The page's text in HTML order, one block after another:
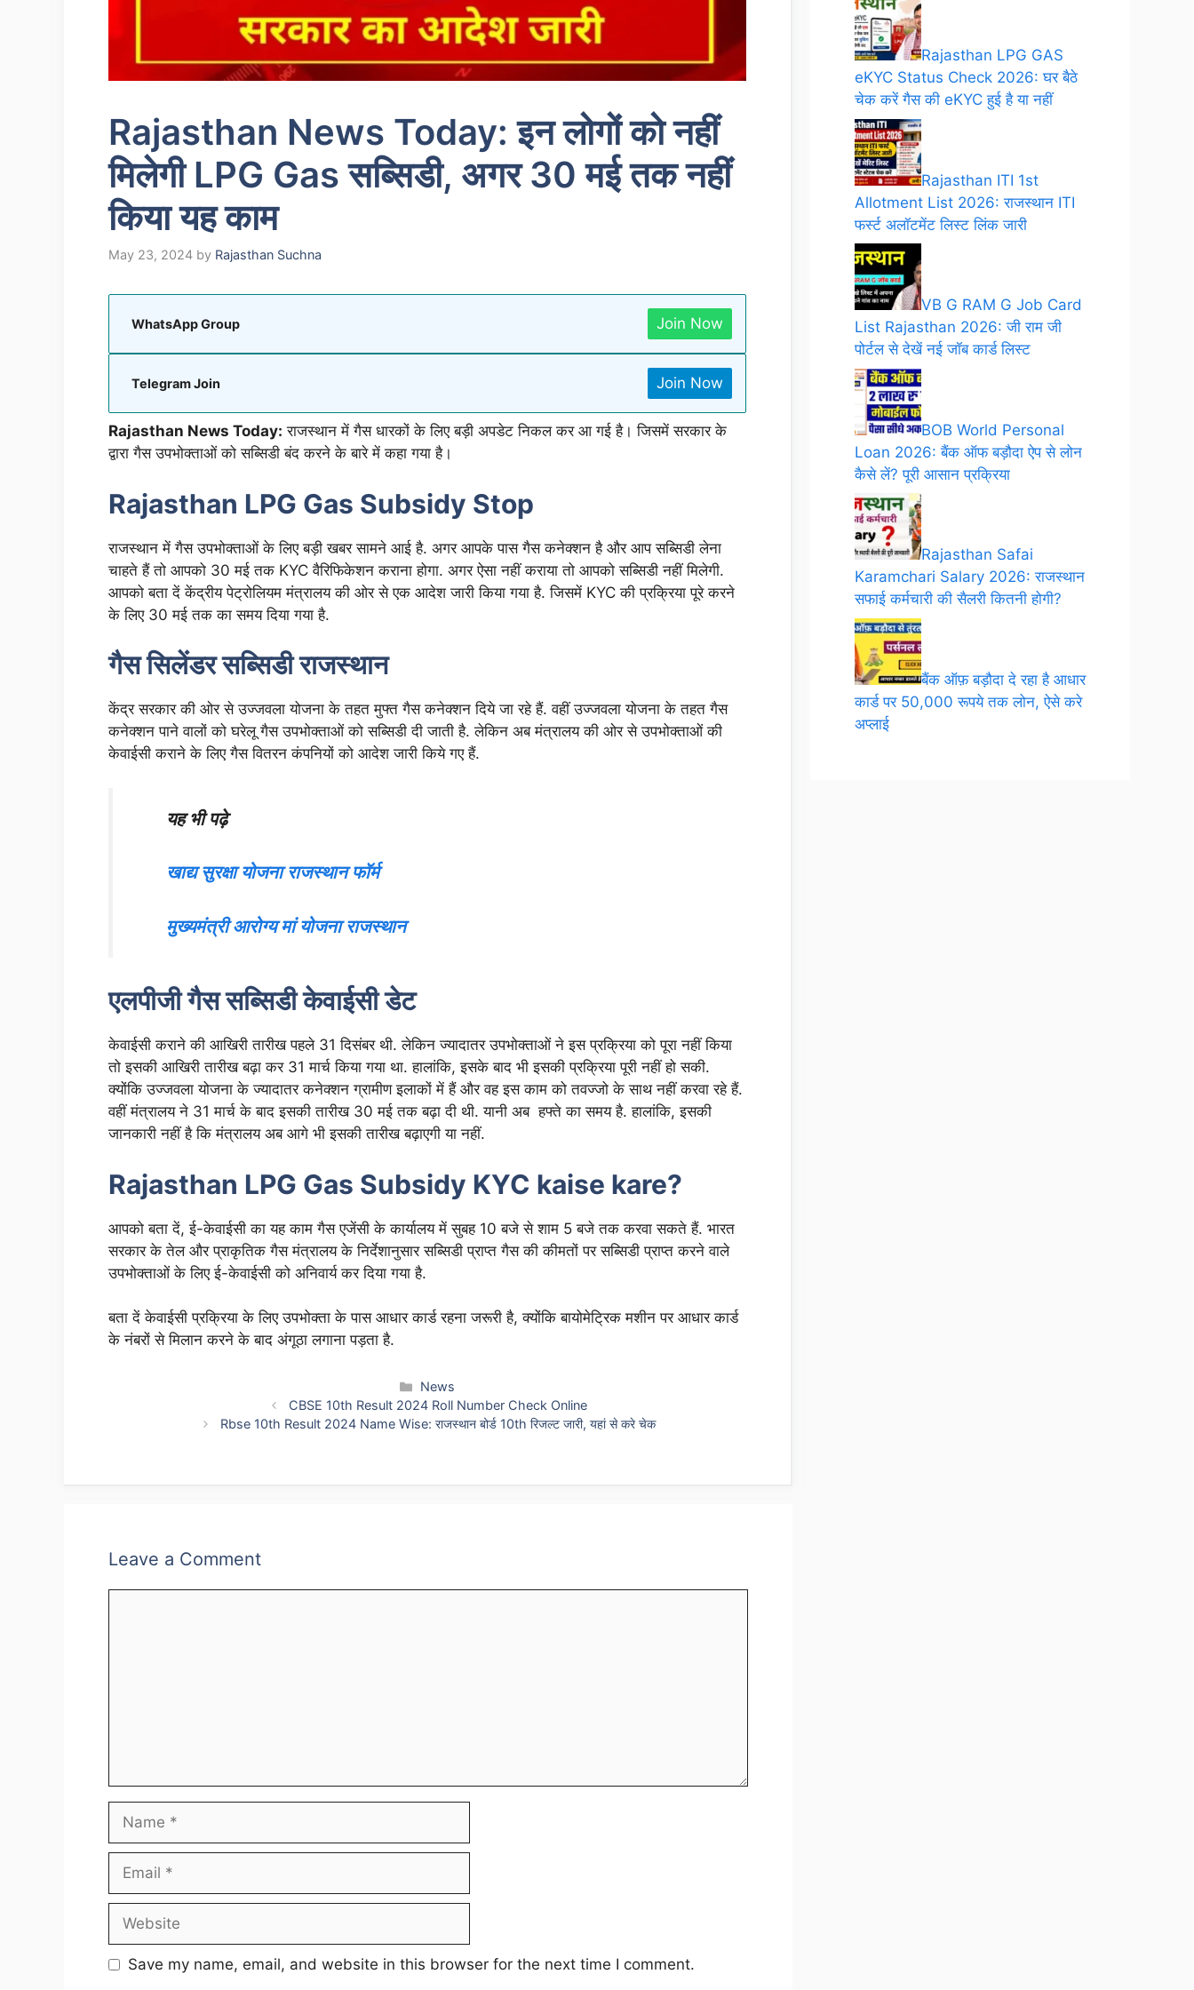
Rajasthan News Today: इन लोगों को नहीं
मिलेगी LPG Gas सब्सिडी, अगर 30 मई तक नहीं
किया यह काम
May 23, 2024 by Rajasthan Suchna
WhatsApp Group Join Now
Telegram Join Join Now
Rajasthan News Today: राजस्थान में गैस धारकों के लिए बड़ी अपडेट निकल कर आ गई है। जिसमें सरकार के
द्वारा गैस उपभोक्ताओं को सब्सिडी बंद करने के बारे में कहा गया है।
Rajasthan LPG Gas Subsidy Stop
राजस्थान में गैस उपभोक्ताओं के लिए बड़ी खबर सामने आई है. अगर आपके पास गैस कनेक्शन है और आप सब्सिडी लेना
चाहते हैं तो आपको 30 मई तक KYC वैरिफिकेशन कराना होगा. अगर ऐसा नहीं कराया तो आपको सब्सिडी नहीं मिलेगी.
आपको बता दें केंद्रीय पेट्रोलियम मंत्रालय की ओर से एक आदेश जारी किया गया है. जिसमें KYC की प्रक्रिया पूरे करने
के लिए 30 मई तक का समय दिया गया है.
गैस सिलेंडर सब्सिडी राजस्थान
केंद्र सरकार की ओर से उज्जवला योजना के तहत मुफ्त गैस कनेक्शन दिये जा रहे हैं. वहीं उज्जवला योजना के तहत गैस
कनेक्शन पाने वालों को घरेलू गैस उपभोक्ताओं को सब्सिडी दी जाती है. लेकिन अब मंत्रालय की ओर से उपभोक्ताओं की
केवाईसी कराने के लिए गैस वितरन कंपनियों को आदेश जारी किये गए हैं.
यह भी पढ़े
खाद्य सुरक्षा योजना राजस्थान फॉर्म
मुख्यमंत्री आरोग्य मां योजना राजस्थान
एलपीजी गैस सब्सिडी केवाईसी डेट
केवाईसी कराने की आखिरी तारीख पहले 31 दिसंबर थी. लेकिन ज्यादातर उपभोक्ताओं ने इस प्रक्रिया को पूरा नहीं किया
तो इसकी आखिरी तारीख बढ़ा कर 31 मार्च किया गया था. हालांकि, इसके बाद भी इसकी प्रक्रिया पूरी नहीं हो सकी.
क्योंकि उज्जवला योजना के ज्यादातर कनेक्शन ग्रामीण इलाकों में हैं और वह इस काम को तवज्जो के साथ नहीं करवा रहे हैं.
वहीं मंत्रालय ने 31 मार्च के बाद इसकी तारीख 30 मई तक बढ़ा दी थी. यानी अब हफ्ते का समय है. हालांकि, इसकी
जानकारी नहीं है कि मंत्रालय अब आगे भी इसकी तारीख बढ़ाएगी या नहीं.
Rajasthan LPG Gas Subsidy KYC kaise kare?
आपको बता दें, ई-केवाईसी का यह काम गैस एजेंसी के कार्यालय में सुबह 10 बजे से शाम 5 बजे तक करवा सकते हैं. भारत
सरकार के तेल और प्राकृतिक गैस मंत्रालय के निर्देशानुसार सब्सिडी प्राप्त गैस की कीमतों पर सब्सिडी प्राप्त करने वाले
उपभोक्ताओं के लिए ई-केवाईसी को अनिवार्य कर दिया गया है.
बता दें केवाईसी प्रक्रिया के लिए उपभोक्ता के पास आधार कार्ड रहना जरूरी है, क्योंकि बायोमेट्रिक मशीन पर आधार कार्ड
के नंबरों से मिलान करने के बाद अंगूठा लगाना पड़ता है.
Categories
News
CBSE 10th Result 2024 Roll Number Check Online
Rbse 10th Result 2024 Name Wise: राजस्थान बोर्ड 10th रिजल्ट जारी, यहां से करे चेक
Leave a Comment
Name
Email
Website
Save my name, email, and website in this browser for the next time I comment.
Rajasthan LPG GAS
eKYC Status Check 2026: घर बैठे
चेक करें गैस की eKYC हुई है या नहीं
Rajasthan ITI 1st
Allotment List 2026: राजस्थान ITI
फर्स्ट अलॉटमेंट लिस्ट लिंक जारी
VB G RAM G Job Card
List Rajasthan 2026: जी राम जी
पोर्टल से देखें नई जॉब कार्ड लिस्ट
BOB World Personal
Loan 2026: बैंक ऑफ बड़ौदा ऐप से लोन
कैसे लें? पूरी आसान प्रक्रिया
Rajasthan Safai
Karamchari Salary 2026: राजस्थान
सफाई कर्मचारी की सैलरी कितनी होगी?
बैंक ऑफ़ बड़ौदा दे रहा है आधार
कार्ड पर 50,000 रूपये तक लोन, ऐसे करे
अप्लाई